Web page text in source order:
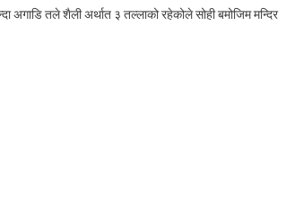
अगाडि तले शैली अर्थात ३ तल्लाको रहेकोले सोही बमोजिम मन्दिर